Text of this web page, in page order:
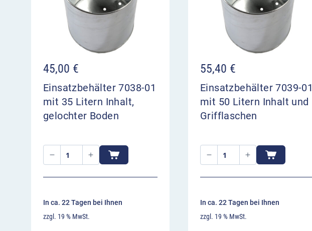
45,00 €
Einsatzbehälter 7038-01
mit 35 Litern Inhalt,
gelochter Boden
In ca. 22 Tagen bei Ihnen
zzgl. 19 % MwSt.
55,40 €
Einsatzbehälter 7039-01
mit 50 Litern Inhalt und
Grifflaschen
In ca. 22 Tagen bei Ihnen
zzgl. 19 % MwSt.